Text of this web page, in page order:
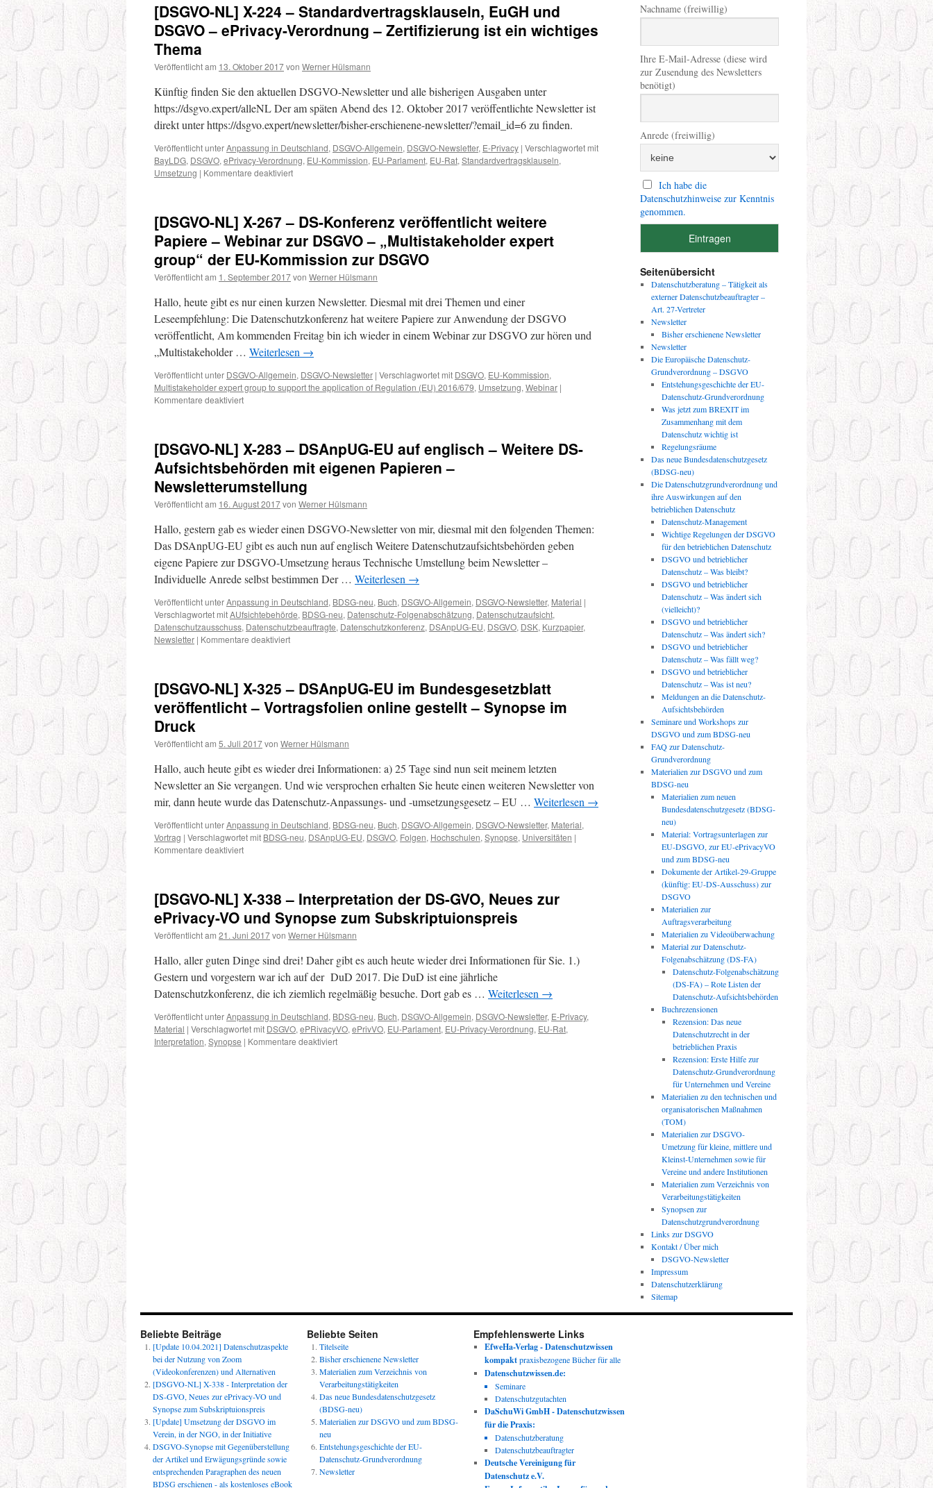
Auskunft
154
–
Materialen
AV,
DS-
und
V3T
übersichtlich
–
BayLDA
stellt
vor
–
LfD-
MeckPom
stellt
für
vor
[DSGVO-NL] X-224 – Standardvertragsklauseln, EuGH und
DSGVO – ePrivacy-Verordnung – Zertifizierung ist ein wichtiges
Thema
Veröffentlicht am 13. Oktober 2017von Werner Hülsmann
Künftig finden Sie den aktuellen DSGVO-Newsletter und alle bisherigen Ausgaben unter
https://dsgvo.expert/alleNL Der am späten Abend des 12. Oktober 2017 veröffentlichte Newsletter ist
direkt unter https://dsgvo.expert/newsletter/bisher-erschienene-newsletter/?email_id=6 zu finden.
Veröffentlicht unterAnpassung in Deutschland, DSGVO-Allgemein, DSGVO-Newsletter, E-Privacy | Verschlagwortet mit
BayLDG, DSGVO, ePrivacy-Verordnung, EU-Kommission, EU-Parlament, EU-Rat, Standardvertragsklauseln,
Umsetzung | Kommentare deaktiviertfür
224
Standardvertragsklauseln,
EuGH
DSGVO
ePrivacy-
Verordnung
–
ist
ein
wichtiges
[DSGVO-NL] X-267 – DS-Konferenz veröffentlicht weitere
Papiere – Webinar zur DSGVO – „Multistakeholder expert
group“ der EU-Kommission zur DSGVO
Veröffentlicht am 1. September 2017von Werner Hülsmann
Hallo, heute gibt es nur einen kurzen Newsletter. Diesmal mit drei Themen und einer
Leseempfehlung: Die Datenschutzkonferenz hat weitere Papiere zur Anwendung der DSGVO
veröffentlicht, Am kommenden Freitag bin ich wieder in einem Webinar zur DSGVO zur hören und
„Multistakeholder … Weiterlesen →
Veröffentlicht unter DSGVO-Allgemein, DSGVO-Newsletter | Verschlagwortet mit DSGVO, EU-Kommission,
Multistakeholder expert group to support the application of Regulation (EU) 2016/679, Umsetzung, Webinar |
Kommentare deaktiviertfür
267
DS-
Konferenz
veröffentlicht
weitere
Papiere
–
Webinar
zur
DSGVO
–
„Multistakeholder
expert
group“
der
DSGVO
[DSGVO-NL] X-283 – DSAnpUG-EU auf englisch – Weitere DS-
Aufsichtsbehörden mit eigenen Papieren –
Newsletterumstellung
Veröffentlicht am 16. August 2017von Werner Hülsmann
Hallo, gestern gab es wieder einen DSGVO-Newsletter von mir, diesmal mit den folgenden Themen:
Das DSAnpUG-EU gibt es auch nun auf englisch Weitere Datenschutzaufsichtsbehörden geben
eigene Papiere zur DSGVO-Umsetzung heraus Technische Umstellung beim Newsletter –
Individuelle Anrede selbst bestimmen Der … Weiterlesen →
Veröffentlicht unterAnpassung in Deutschland, BDSG-neu, Buch, DSGVO-Allgemein, DSGVO-Newsletter, Material |
Verschlagwortet mitAUfsichtebehörde, BDSG-neu, Datenschutz-Folgenabschätzung, Datenschutzaufsicht,
Datenschutzausschuss, Datenschutzbeauftragte, Datenschutzkonferenz, DSAnpUG-EU, DSGVO, DSK, Kurzpapier,
Newsletter | Kommentare deaktiviertfür
283
–
DSAnpUG-
englisch
Weitere
DS-
Aufsichtsbehörden
eigenen
Papieren
[DSGVO-NL] X-325 – DSAnpUG-EU im Bundesgesetzblatt
veröffentlicht – Vortragsfolien online gestellt – Synopse im
Druck
Veröffentlicht am 5. Juli 2017von Werner Hülsmann
Hallo, auch heute gibt es wieder drei Informationen: a) 25 Tage sind nun seit meinem letzten
Newsletter an Sie vergangen. Und wie versprochen erhalten Sie heute einen weiteren Newsletter von
mir, dann heute wurde das Datenschutz-Anpassungs- und -umsetzungsgesetz – EU … Weiterlesen →
Veröffentlicht unterAnpassung in Deutschland, BDSG-neu, Buch, DSGVO-Allgemein, DSGVO-Newsletter, Material,
Vortrag | Verschlagwortet mit BDSG-neu, DSAnpUG-EU, DSGVO, Folgen, Hochschulen, Synopse, Universitäten |
Kommentare deaktiviertfür
325
DSAnpUG-
EU
Bundesgesetzblatt
veröffentlicht
Vortragsfolien
gestellt
–
Synopse
[DSGVO-NL] X-338 – Interpretation der DS-GVO, Neues zur
ePrivacy-VO und Synopse zum Subskriptuionspreis
Veröffentlicht am 21. Juni 2017von Werner Hülsmann
Hallo, aller guten Dinge sind drei! Daher gibt es auch heute wieder drei Informationen für Sie. 1.)
Gestern und vorgestern war ich auf der DuD 2017. Die DuD ist eine jährliche
Datenschutzkonferenz, die ich ziemlich regelmäßig besuche. Dort gab es … Weiterlesen →
Veröffentlicht unterAnpassung in Deutschland, BDSG-neu, Buch, DSGVO-Allgemein, DSGVO-Newsletter, E-Privacy,
Material | Verschlagwortet mit DSGVO, ePRivacyVO, ePrivVO, EU-Parlament, EU-Privacy-Verordnung, EU-Rat,
Interpretation, Synopse | Kommentare deaktiviertfür
Nachname (freiwillig)
Ihre E-Mail-Adresse (diese wird
zur Zusendung des Newsletters
benötigt)
Anrede (freiwillig)
Ich habe die
Datenschutzhinweise zur Kenntnis
genommen.
Seitenübersicht
Datenschutzberatung – Tätigkeit als
externer Datenschutzbeauftragter –
Art. 27-Vertreter
Newsletter
Bisher erschienene Newsletter
Newsletter
Die Europäische Datenschutz-
Grundverordnung – DSGVO
Entstehungsgeschichte der EU-
Datenschutz-Grundverordnung
Was jetzt zum BREXIT im
Zusammenhang mit dem
Datenschutz wichtig ist
Regelungsräume
Das neue Bundesdatenschutzgesetz
(BDSG-neu)
Die Datenschutzgrundverordnung und
ihre Auswirkungen auf den
betrieblichen Datenschutz
Datenschutz-Management
Wichtige Regelungen der DSGVO
für den betrieblichen Datenschutz
DSGVO und betrieblicher
Datenschutz – Was bleibt?
DSGVO und betrieblicher
Datenschutz – Was ändert sich
(vielleicht)?
DSGVO und betrieblicher
Datenschutz – Was ändert sich?
DSGVO und betrieblicher
Datenschutz – Was fällt weg?
DSGVO und betrieblicher
Datenschutz – Was ist neu?
Meldungen an die Datenschutz-
Aufsichtsbehörden
Seminare und Workshops zur
DSGVO und zum BDSG-neu
FAQ zur Datenschutz-
Grundverordnung
Materialien zur DSGVO und zum
BDSG-neu
Materialien zum neuen
Bundesdatenschutzgesetz (BDSG-
neu)
Material: Vortragsunterlagen zur
EU-DSGVO, zur EU-ePrivacyVO
und zum BDSG-neu
Dokumente der Artikel-29-Gruppe
(künftig: EU-DS-Ausschuss) zur
DSGVO
Materialien zur
Auftragsverarbeitung
Materialien zu Videoüberwachung
Material zur Datenschutz-
Folgenabschätzung (DS-FA)
Datenschutz-Folgenabschätzung
(DS-FA) – Rote Listen der
Datenschutz-Aufsichtsbehörden
Buchrezensionen
Rezension: Das neue
Datenschutzrecht in der
betrieblichen Praxis
Rezension: Erste Hilfe zur
Datenschutz-Grundverordnung
für Unternehmen und Vereine
Materialien zu den technischen und
organisatorischen Maßnahmen
(TOM)
Materialien zur DSGVO-
Umetzung für kleine, mittlere und
Kleinst-Unternehmen sowie für
Vereine und andere Institutionen
Materialien zum Verzeichnis von
Verarbeitungstätigkeiten
Synopsen zur
Datenschutzgrundverordnung
Links zur DSGVO
Kontakt / Über mich
DSGVO-Newsletter
Impressum
Datenschutzerklärung
Sitemap
Beliebte Beiträge
[Update 10.04.2021] Datenschutzaspekte
bei der Nutzung von Zoom
(Videokonferenzen) und Alternativen
[DSGVO-NL] X-338 - Interpretation der
DS-GVO, Neues zur ePrivacy-VO und
Synopse zum Subskriptuionspreis
[Update] Umsetzung der DSGVO im
Verein, in der NGO, in der Initiative
DSGVO-Synopse mit Gegenüberstellung
der Artikel und Erwägungsgründe sowie
entsprechenden Paragraphen des neuen
BDSG erschienen - als kostenloses eBook
Beliebte Seiten
Titelseite
Bisher erschienene Newsletter
Materialien zum Verzeichnis von
Verarbeitungstätigkeiten
Das neue Bundesdatenschutzgesetz
(BDSG-neu)
Materialien zur DSGVO und zum BDSG-
neu
Entstehungsgeschichte der EU-
Datenschutz-Grundverordnung
Newsletter
Empfehlenswerte Links
EfweHa-Verlag - Datenschutzwissen
kompaktpraxisbezogene Bücher für alle
Datenschutzwissen.de:
Seminare
Datenschutzgutachten
DaSchuWi GmbH - Datenschutzwissen
für die Praxis:
Datenschutzberatung
Datenschutzbeauftragter
Deutsche Vereinigung für
Datenschutz e.V.